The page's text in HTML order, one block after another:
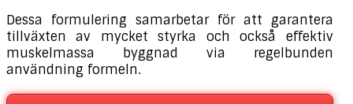
Dessa formulering samarbetar för att garantera
tillväxten av mycket styrka och också effektiv
muskelmassa byggnad via regelbunden
användning formeln.